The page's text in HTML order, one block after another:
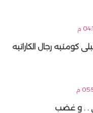
كومتيه رجال الكاراتيه
. . و غضب